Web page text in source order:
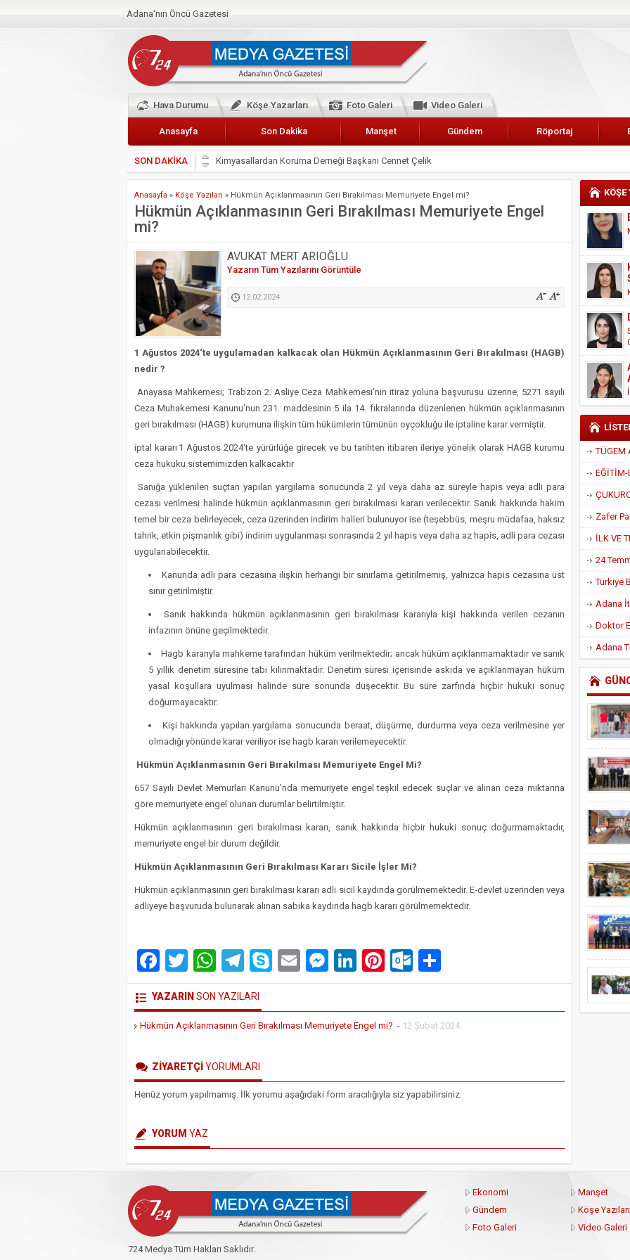
Adana'nın Öncü Gazetesi
Hava Durumu Köşe Yazarları Foto Galeri Video Galeri
Anasayfa Son Dakika Manşet Gündem Röportaj
SON DAKİKA
Kimyasallardan Koruma Derneği Başkanı Cennet Çelik
Başkan Güler’den Başkan Karalar’a hizmet çağrısı
HDP İL BİNASININ ÖNÜNDE ANNELER TARİH YAZIYORLAR
CEYHAN TİCARET ODASI
Hainler emellerine asla erişemeyecekler
BÖLGEMİZ ÇUKUROVA’DA 2019 YILI PAMUK HASADINA BAŞLANDI
İyi Parti Yüreğir İlçe Başkanı Enis Akyürek
Anasayfa » Köşe Yazıları » Hükmün Açıklanmasının Geri Bırakılması Memuriyete Engel mi?
Hükmün Açıklanmasının Geri Bırakılması Memuriyete Engel
mi?
AVUKAT MERT ARIOĞLU
Yazarın Tüm Yazılarını Görüntüle
12.02.2024
1 Ağustos 2024‘te uygulamadan kalkacak olan Hükmün Açıklanmasının Geri Bırakılması (HAGB)
nedir ?
Anayasa Mahkemesi; Trabzon 2. Asliye Ceza Mahkemesi’nin itiraz yoluna başvurusu üzerine, 5271 sayılı
Ceza Muhakemesi Kanunu’nun 231. maddesinin 5 ila 14. fıkralarında düzenlenen hükmün açıklanmasının
geri bırakılması (HAGB) kurumuna ilişkin tüm hükümlerin tümünün oyçokluğu ile iptaline karar vermiştir.
iptal kararı 1 Ağustos 2024‘te yürürlüğe girecek ve bu tarihten itibaren ileriye yönelik olarak HAGB kurumu
ceza hukuku sistemimizden kalkacaktır
Sanığa yüklenilen suçtan yapılan yargılama sonucunda 2 yıl veya daha az süreyle hapis veya adli para
cezası verilmesi halinde hükmün açıklanmasının geri bırakılması kararı verilecektir. Sanık hakkında hakim
temel bir ceza belirleyecek, ceza üzerinden indirim halleri bulunuyor ise (teşebbüs, meşru müdafaa, haksız
tahrik, etkin pişmanlık gibi) indirim uygulanması sonrasında 2 yıl hapis veya daha az hapis, adli para cezası
uygulanabilecektir.
Kanunda adli para cezasına ilişkin herhangi bir sınırlama getirilmemiş, yalnızca hapis cezasına üst
sınır getirilmiştir.
Sanık hakkında hükmün açıklanmasının geri bırakılması kararıyla kişi hakkında verilen cezanın
infazının önüne geçilmektedir.
Hagb kararıyla mahkeme tarafından hüküm verilmektedir; ancak hüküm açıklanmamaktadır ve sanık
5 yıllık denetim süresine tabi kılınmaktadır. Denetim süresi içerisinde askıda ve açıklanmayan hüküm
yasal koşullara uyulması halinde süre sonunda düşecektir. Bu süre zarfında hiçbir hukuki sonuç
doğurmayacaktır.
Kişi hakkında yapılan yargılama sonucunda beraat, düşürme, durdurma veya ceza verilmesine yer
olmadığı yönünde karar veriliyor ise hagb kararı verilemeyecektir.
Hükmün Açıklanmasının Geri Bırakılması Memuriyete Engel Mi?
657 Sayılı Devlet Memurları Kanunu’nda memuriyete engel teşkil edecek suçlar ve alınan ceza miktarına
göre memuriyete engel olunan durumlar belirtilmiştir.
Hükmün açıklanmasının geri bırakılması kararı, sanık hakkında hiçbir hukuki sonuç doğurmamaktadır,
memuriyete engel bir durum değildir.
Hükmün Açıklanmasının Geri Bırakılması Kararı Sicile İşler Mi?
Hükmün açıklanmasının geri bırakılması kararı adli sicil kaydında görülmemektedir. E-devlet üzerinden veya
adliyeye başvuruda bulunarak alınan sabıka kaydında hagb kararı görülmemektedir.
Facebook
Twitter
WhatsApp
Telegram
SkypeEmailMessenger
LinkedIn
Pinterest
Outlook.com
YAZARINSON YAZILARI
Hükmün Açıklanmasının Geri Bırakılması Memuriyete Engel mi? - 12 Şubat 2024
ZİYARETÇİYORUMLARI
Henüz yorum yapılmamış. İlk yorumu aşağıdaki form aracılığıyla siz yapabilirsiniz.
YORUM YAZ
Adana
724 Medya Tüm Hakları Saklıdır.
Ekonomi Manşet
Gündem
Köşe Yazıları
Foto Galeri
Video Galeri